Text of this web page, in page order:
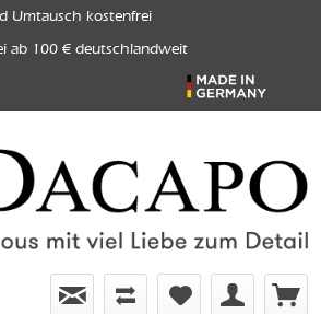
Umtausch kostenfrei
ab 100 € deutschlandweit